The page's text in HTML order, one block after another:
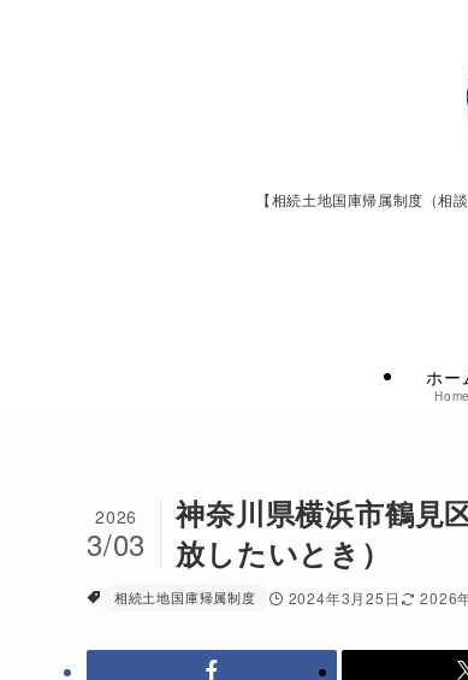
【相続土地国庫帰属制度（
ホー
Home
神奈川県横浜市鶴見
放したいとき）
2026
3/03
相続土地国庫帰属制度 2024年3月25日 2026